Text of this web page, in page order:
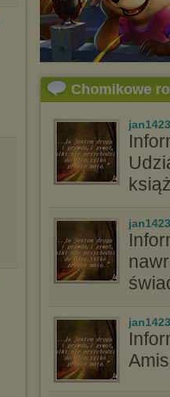
Chomikowe
jan1423
jan1423
jan1423